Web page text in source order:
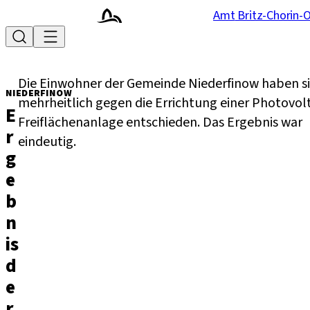
Zur Startseite des
Amtes
Britz-Chorin-
Suche Menü
Niederfinow
:
E
r
g
e
b
n
is
d
e
Die Einwohner der Gemeinde Niederfinow haben
mehrheitlich gegen die Errichtung einer
Freiflächenanlage entschieden. Das Ergebnis war
eindeutig.